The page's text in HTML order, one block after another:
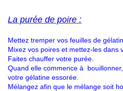
La purée de poire :
Mettez tremper vos feuilles de
Mixez vos poires et mettez-les dans
Faites chauffer votre purée.
Quand elle commence à
votre gélatine essorée.
Mélangez afin que le mélange soit